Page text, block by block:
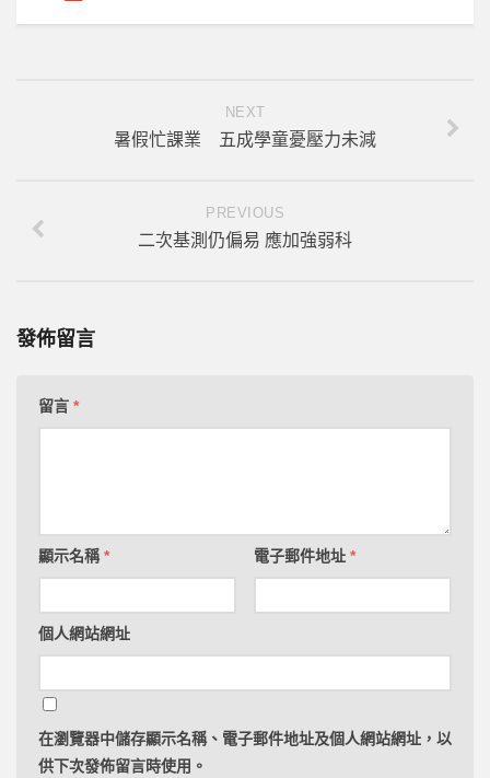
NEXT
暑假忙課業 五成學童憂壓力未減
PREVIOUS
二次基測仍偏易 應加強弱科
發佈留言
留言 *
顯示名稱* 電子郵件地址 *
個人網站網址
在瀏覽器中儲存顯示名稱、電子郵件地址及個人網站網址，以
供下次發佈留言時使用。